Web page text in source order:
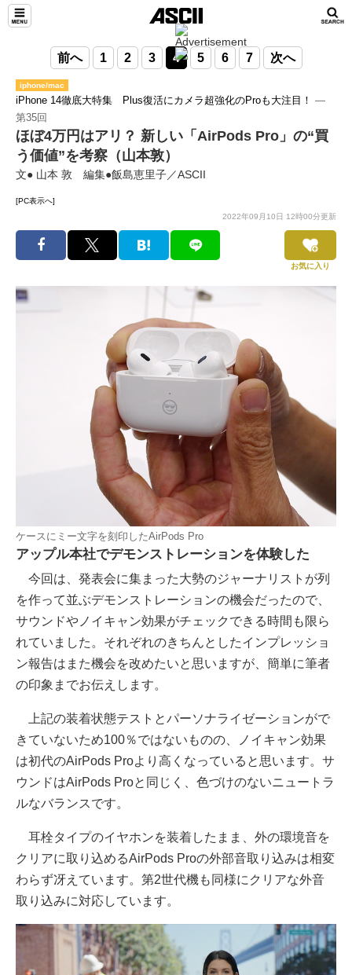
前へ 1 2 3 4 5 6 7 次へ
iphone/mac
iPhone 14徹底大特集 Plus復活にカメラ超強化のProも大注目！ ―
第35回
ほぼ4万円はアリ？ 新しい「AirPods Pro」の“買
う価値”を考察（山本敦）
文● 山本 敦 編集●飯島恵里子／ASCII
[PC表示へ]
2022年09月10日 12時00分更新
お気に入り
ケースにミー文字を刻印したAirPods Pro
アップル本社でデモンストレーションを体験した
今回は、発表会に集まった大勢のジャーナリストが列
を作って並ぶデモンストレーションの機会だったので、
サウンドやノイキャン効果がチェックできる時間も限ら
れていました。それぞれのきちんとしたインプレッショ
ン報告はまた機会を改めたいと思いますが、簡単に筆者
の印象までお伝えします。
上記の装着状態テストとパーソナライゼーションがで
きていないため100％ではないものの、ノイキャン効果
は初代のAirPods Proより高くなっていると思います。サ
ウンドはAirPods Proと同じく、色づけのないニュートラ
ルなバランスです。
耳栓タイプのイヤホンを装着したまま、外の環境音を
クリアに取り込めるAirPods Proの外部音取り込みは相変
わらず冴えています。第2世代機も同様にクリアな外音
取り込みに対応しています。